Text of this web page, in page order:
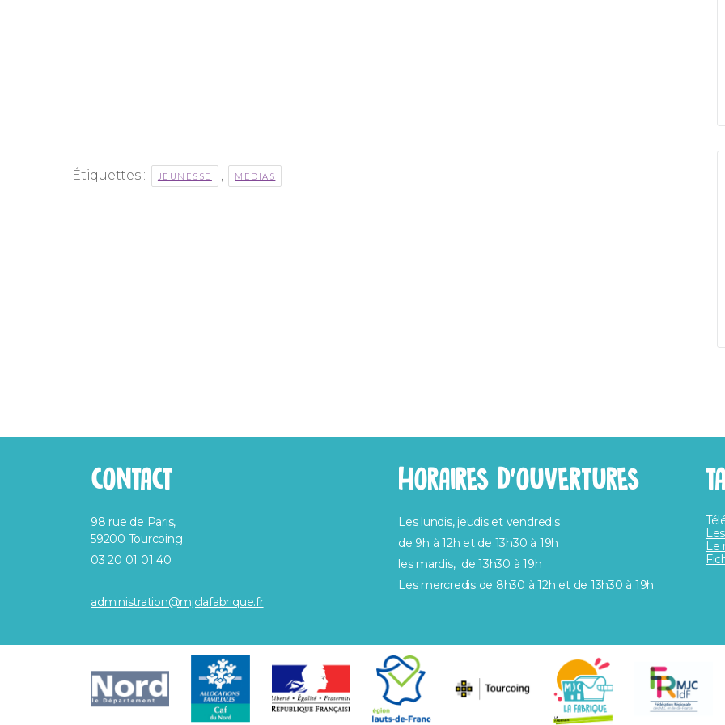
Étiquettes : JEUNESSE , MEDIAS
CONTACT
98 rue de Paris,
59200 Tourcoing
03 20 01 01 40
administration@mjclafabrique.fr
HORAIRES D’OUVERTURES
Les lundis, jeudis et vendredis
de 9h à 12h et de 13h30 à 19h
les mardis, de 13h30 à 19h
Les mercredis de 8h30 à 12h et de 13h30 à 19h
Le